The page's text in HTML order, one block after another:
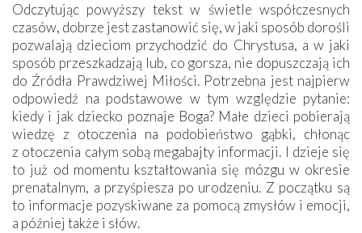
Odczytując powyższy tekst w świetle współczesnych
czasów, dobrze jest zastanowić się, w jaki sposób dorośli
pozwalają dzieciom przychodzić do Chrystusa, a w jaki
sposób przeszkadzają lub, co gorsza, nie dopuszczają ich
do Źródła Prawdziwej Miłości. Potrzebna jest najpierw
odpowiedź na podstawowe w tym względzie pytanie:
kiedy i jak dziecko poznaje Boga? Małe dzieci pobierają
wiedzę z otoczenia na podobieństwo gąbki, chłonąc
z otoczenia całym sobą megabajty informacji. I dzieje się
to już od momentu kształtowania się mózgu w okresie
prenatalnym, a przyśpiesza po urodzeniu. Z początku są
to informacje pozyskiwane za pomocą zmysłów i emocji,
a później także i słów.